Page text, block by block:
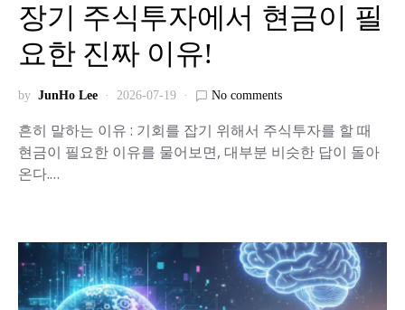
장기 주식투자에서 현금이 필
요한 진짜 이유!
by JunHo Lee 2026-07-19 No comments
흔히 말하는 이유 : 기회를 잡기 위해서 주식투자를 할 때
현금이 필요한 이유를 물어보면, 대부분 비슷한 답이 돌아
온다.…